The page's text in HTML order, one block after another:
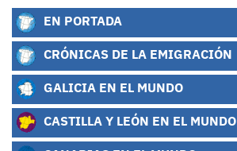
EN PORTADA
CRÓNICAS DE LA EMIGRACIÓN
GALICIA EN EL MUNDO
CASTILLA Y LEÓN EN EL MUNDO